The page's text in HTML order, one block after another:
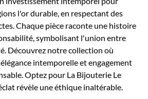
l'or durable, en respectant des
Chaque pièce raconte une histoire
symbolisant l'union entre
Découvrez notre collection où
intemporelle et engagement
Optez pour La Bijouterie Le
révèle une éthique inaltérable.